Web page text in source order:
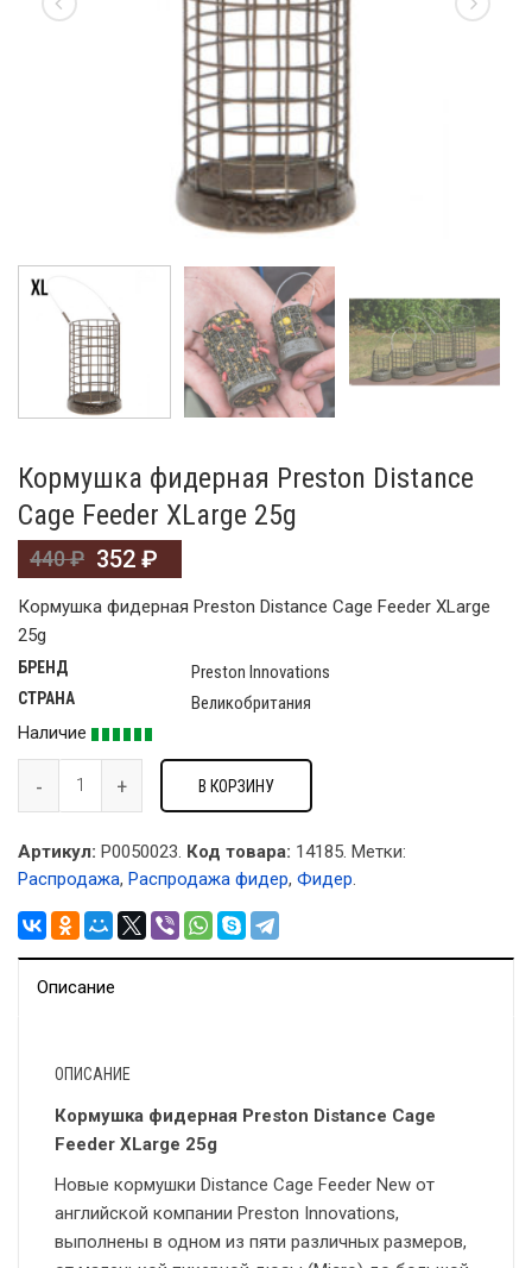
Кормушка фидерная Preston Distance
Cage Feeder XLarge 25g
440₽ 352 ₽
Кормушка фидерная Preston Distance Cage Feeder XLarge
25g
БРЕНД Preston Innovations
СТРАНА
Великобритания
Наличие
В КОРЗИНУ
Артикул: P0050023. Код товара: 14185. Метки:
Распродажа, Распродажа фидер, Фидер.
Описание
ОПИСАНИЕ
Кормушка фидерная Preston Distance Cage
Feeder XLarge 25g
Новые кормушки Distance Cage Feeder New от
английской компании Preston Innovations,
выполнены в одном из пяти различных размеров,